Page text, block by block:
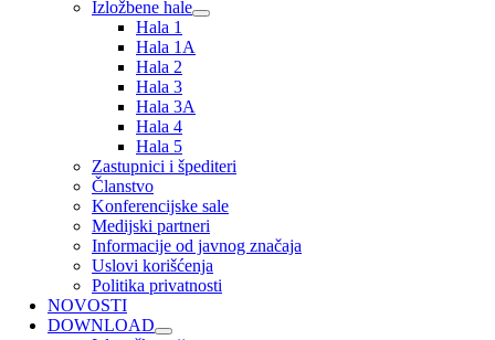
Izložbene hale
Hala 1
Hala 1A
Hala 2
Hala 3
Hala 3A
Hala 4
Hala 5
Zastupnici i špediteri
Članstvo
Konferencijske sale
Medijski partneri
Informacije od javnog značaja
Uslovi korišćenja
Politika privatnosti
NOVOSTI
DOWNLOAD